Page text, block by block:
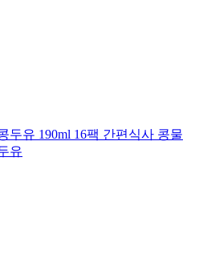
두유 190ml 16팩 간편식사 콩물
유